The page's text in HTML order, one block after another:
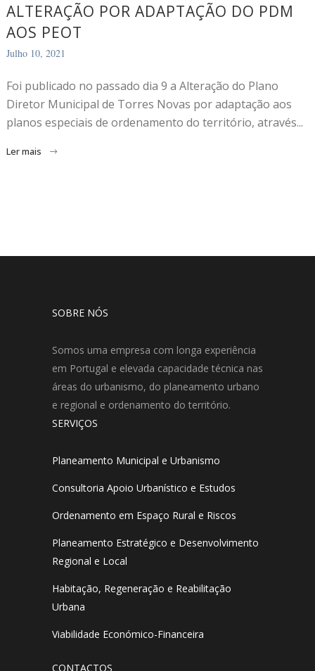
ALTERAÇÃO POR ADAPTAÇÃO DO PDM
AOS PEOT
Julho 10, 2021
Foi publicado no passado dia 9 a Alteração do Plano
Diretor Municipal de Torres Novas por adaptação aos
planos especiais de ordenamento do território, através...
Ler mais
SOBRE NÓS
Somos uma empresa com longa experiência
em Portugal e elevada capacidade técnica nas
áreas do urbanismo, do planeamento urbano
e regional e ordenamento do território.
SERVIÇOS
Planeamento Municipal e Urbanismo
Consultoria Apoio Urbanístico e Estudos
Ordenamento em Espaço Rural e Riscos
Planeamento Estratégico e Desenvolvimento
Regional e Local
Habitação, Regeneração e Reabilitação
Urbana
Viabilidade Económico-Financeira
CONTACTOS